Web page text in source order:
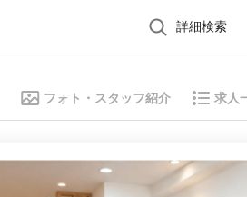
詳細検索
フォト・スタッフ紹介 求人